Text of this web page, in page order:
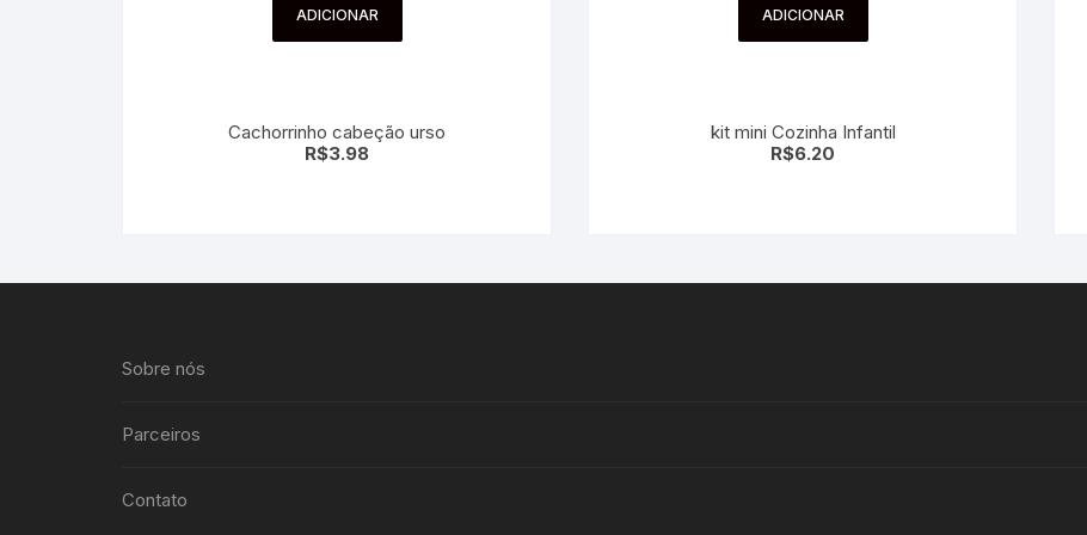
ADICIONAR
Cachorrinho cabeção urso
R$3.98
ADICIONAR
kit mini Cozinha Infantil
R$6.20
Sobre nós
Parceiros
Contato